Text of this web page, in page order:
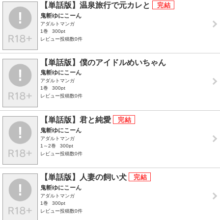
【単話版】温泉旅行で元カレと
鬼斬ゆにこーん
アダルトマンガ
1巻
300pt
レビュー投稿数0件
【単話版】僕のアイドルめいちゃん
鬼斬ゆにこーん
アダルトマンガ
1巻
300pt
レビュー投稿数0件
【単話版】君と純愛
鬼斬ゆにこーん
アダルトマンガ
1～2巻
300pt
レビュー投稿数0件
【単話版】人妻の飼い犬
鬼斬ゆにこーん
アダルトマンガ
1巻
300pt
レビュー投稿数0件